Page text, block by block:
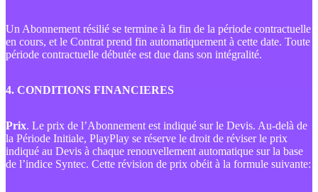
Un Abonnement résilié se termine à la fin de la période contractuelle
en cours, et le Contrat prend fin automatiquement à cette date. Toute
période contractuelle débutée est due dans son intégralité.
4. CONDITIONS FINANCIERES
Prix. Le prix de l’Abonnement est indiqué sur le Devis. Au-delà de
la Période Initiale, PlayPlay se réserve le droit de réviser le prix
indiqué au Devis à chaque renouvellement automatique sur la base
de l’indice Syntec. Cette révision de prix obéit à la formule suivante: